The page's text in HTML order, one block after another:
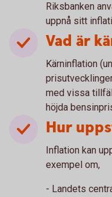
Riksbanken
uppnå sitt
Vad är
Kärninflation
med vissa
höjda
Hur
Inflation kan
exempel om,
- Landets